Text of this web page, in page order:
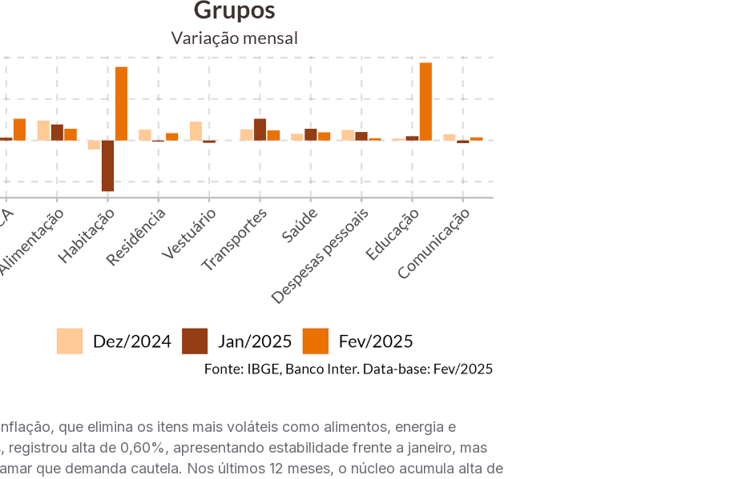
que elimina os itens mais voláteis como alimentos, energia e
registrou alta de 0,60%, apresentando estabilidade frente a janeiro, mas
que demanda cautela. Nos últimos 12 meses, o núcleo acumula alta de